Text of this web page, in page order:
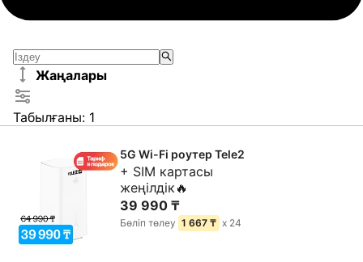
Жаңалары
Табылғаны: 1
5G Wi-Fi роутер Tele2
+ SIM картасы
жеңілдік🔥
39 990 ₸
Бөліп төлеу 1 667 ₸ x 24